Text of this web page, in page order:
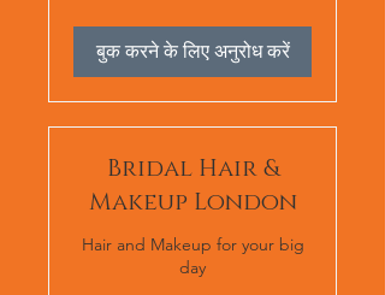
बुक करने के लिए अनुरोध करें
Bridal Hair &
Makeup London
Hair and Makeup for your big
day